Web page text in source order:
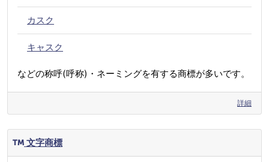
カスク
キャスク
などの称呼(呼称)・ネーミングを有する商標が多いです。
詳細
文字商標